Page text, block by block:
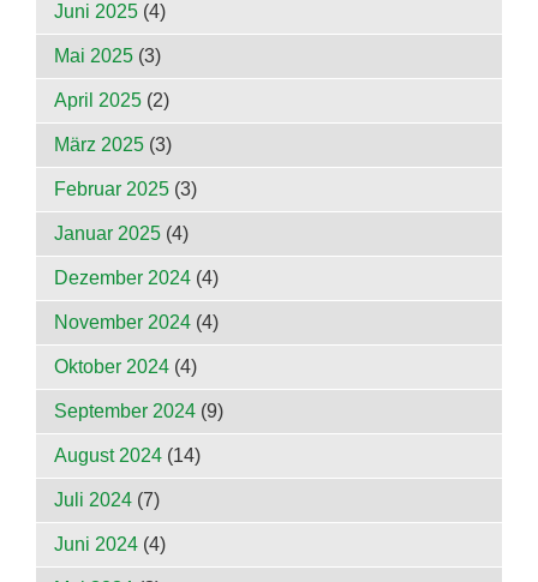
Juni 2025 (4)
Mai 2025 (3)
April 2025 (2)
März 2025 (3)
Februar 2025 (3)
Januar 2025 (4)
Dezember 2024 (4)
November 2024 (4)
Oktober 2024 (4)
September 2024 (9)
August 2024 (14)
Juli 2024 (7)
Juni 2024 (4)